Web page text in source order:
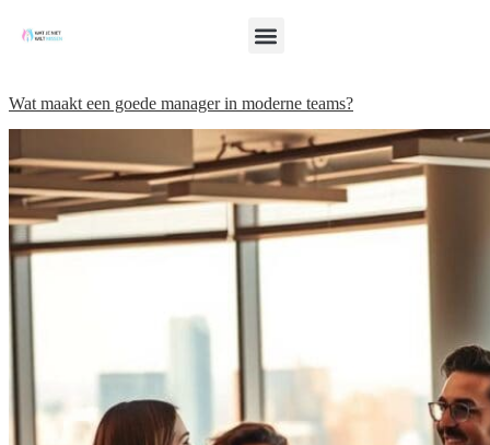
Wat maakt een goede manager in moderne teams?